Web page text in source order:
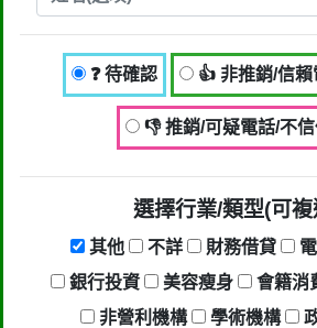
❓ 待確認 👍 非推銷/信賴
👎 推銷/可疑電話/不
選擇行業/類型(可複
其他 不詳 財務借貸
銀行投資
美容瘦身 會籍消
非營利機構
學術機構